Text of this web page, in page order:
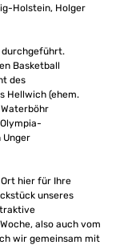
Holstein, Holger
durchgeführt.
Basketball
des
Hellwich (ehem.
Unger
hier für Ihre
unseres
also auch vom
wir gemeinsam mit